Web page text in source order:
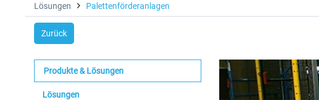
Lösungen Palettenförderanlagen
Zurück
Produkte & Lösungen
Lösungen